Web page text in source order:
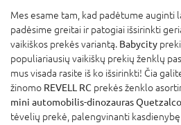
Mes esame tam, kad padėtume auginti
padėsime greitai ir patogiai išsirinkti
vaikiškos prekės variantą. Babycity
populiariausių vaikiškų prekių ženklų
mus visada rasite iš ko išsirinkti! Čia
žinomo REVELL RC prekės ženklo
mini automobilis-dinozauras
tėvelių prekė, palengvinanti